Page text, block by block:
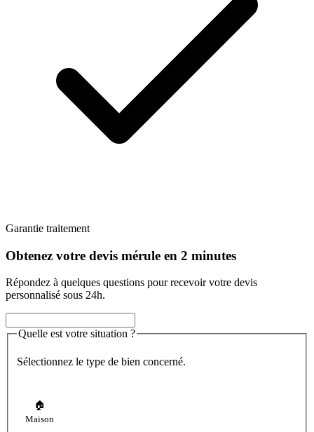
Garantie traitement
Obtenez votre devis mérule en 2 minutes
Répondez à quelques questions pour recevoir votre devis
personnalisé sous 24h.
Quelle est votre situation ?
Sélectionnez le type de bien concerné.
🏠
Maison